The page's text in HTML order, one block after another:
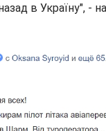
в Україну", -